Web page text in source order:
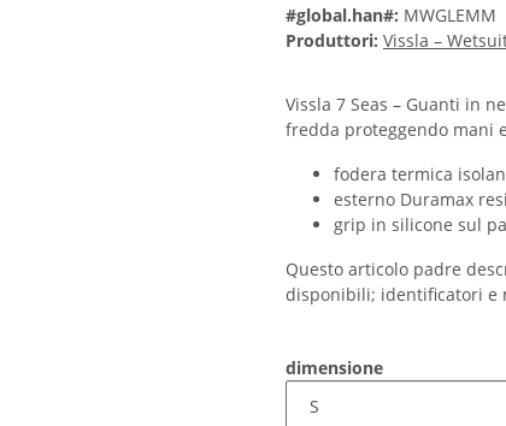
#global.han#: MWGLEMM
Produttori: Vissla –
Vissla 7 Seas – Guanti in
fredda proteggendo mani
fodera termica
esterno Duramax
grip in silicone sul
Questo articolo padre
disponibili; identificatori e
dimensione